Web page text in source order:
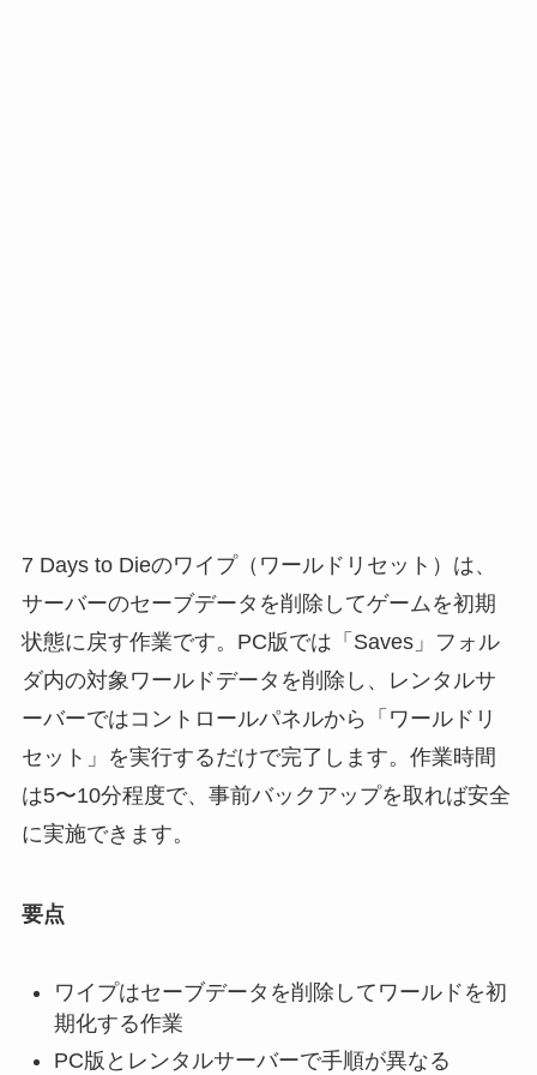
7 Days to Dieのワイプ（ワールドリセット）は、
サーバーのセーブデータを削除してゲームを初期
状態に戻す作業です。PC版では「Saves」フォル
ダ内の対象ワールドデータを削除し、レンタルサ
ーバーではコントロールパネルから「ワールドリ
セット」を実行するだけで完了します。作業時間
は5〜10分程度で、事前バックアップを取れば安全
に実施できます。
要点
ワイプはセーブデータを削除してワールドを初
期化する作業
PC版とレンタルサーバーで手順が異なる